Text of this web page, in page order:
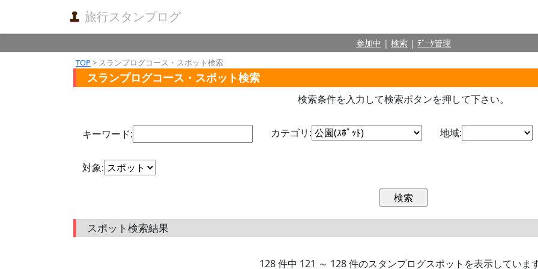
旅行スタンプログ
参加中 | 検索 | ﾃﾞｰﾀ管理
TOP> スランプログコース・スポット検索
スランプログコース・スポット検索
検索条件を入力して検索ボタンを押して下さい。
キーワード: カテゴリ: 地域:
対象:
スポット検索結果
128 件中 121 ～ 128 件のスタンプログスポットを表示しています